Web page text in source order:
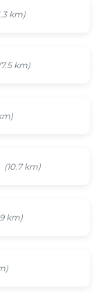
km)
km)
(10.7 km)
km)